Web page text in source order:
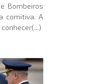
Bombeiros
comitiva. A